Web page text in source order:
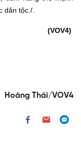
dân tộc./.
(VOV4)
Hoàng Thái/VOV4